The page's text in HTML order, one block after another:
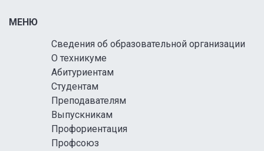
МЕНЮ
Сведения об образовательной организации
О техникуме
Абитуриентам
Студентам
Преподавателям
Выпускникам
Профориентация
Профсоюз